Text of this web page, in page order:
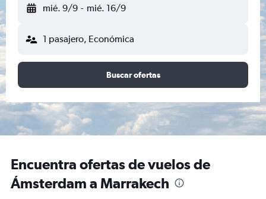
mié. 9/9 - mié. 16/9
1 pasajero, Económica
Buscar ofertas
Encuentra ofertas de vuelos de
Ámsterdam a Marrakech